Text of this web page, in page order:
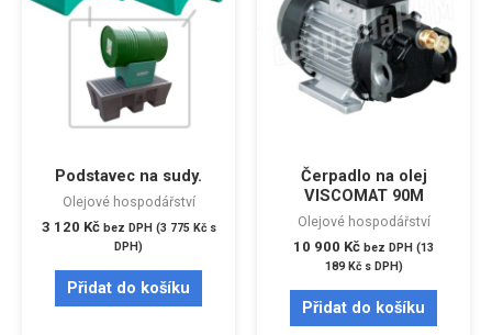
Podstavec na sudy.
Olejové hospodářství
3 120 Kč bez DPH (3 775 Kčs
DPH)
Přidat do košíku
Čerpadlo na olej
VISCOMAT 90M
Olejové hospodářství
10 900 Kč bez DPH (13
189 Kčs DPH)
Přidat do košíku